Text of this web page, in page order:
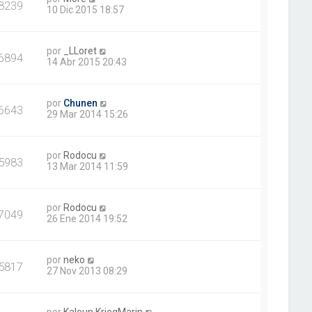
10 Dic 2015 18:57
por
_LLoret
14 Abr 2015 20:43
por Chunen
29 Mar 2014 15:26
5983 por Rodocu
13 Mar 2014 11:59
por Rodocu
26 Ene 2014 19:52
5817 porneko
27 Nov 2013 08:29